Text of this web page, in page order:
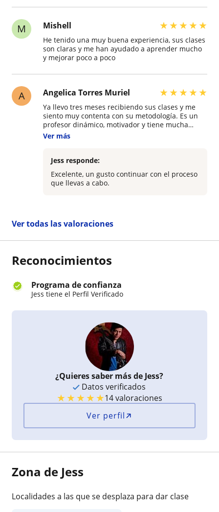
M Mishell ★★★★★
He tenido una muy buena experiencia, sus clases
son claras y me han ayudado a aprender mucho
y mejorar poco a poco
A Angelica Torres Muriel ★★★★★
Ya llevo tres meses recibiendo sus clases y me
siento muy contenta con su metodología. Es un
profesor dinámico, motivador y tiene mucha
paciencia. Los ejercicios son adaptados a mi nivel
Ver más
Jess responde:
Excelente, un gusto continuar con el proceso
que llevas a cabo.
Ver todas las valoraciones
Reconocimientos
Programa de confianza
Jess tiene el Perfil Verificado
¿Quieres saber más de Jess?
Datos verificados
★★★★★14 valoraciones
Ver perfil
Zona de Jess
Localidades a las que se desplaza para dar clase